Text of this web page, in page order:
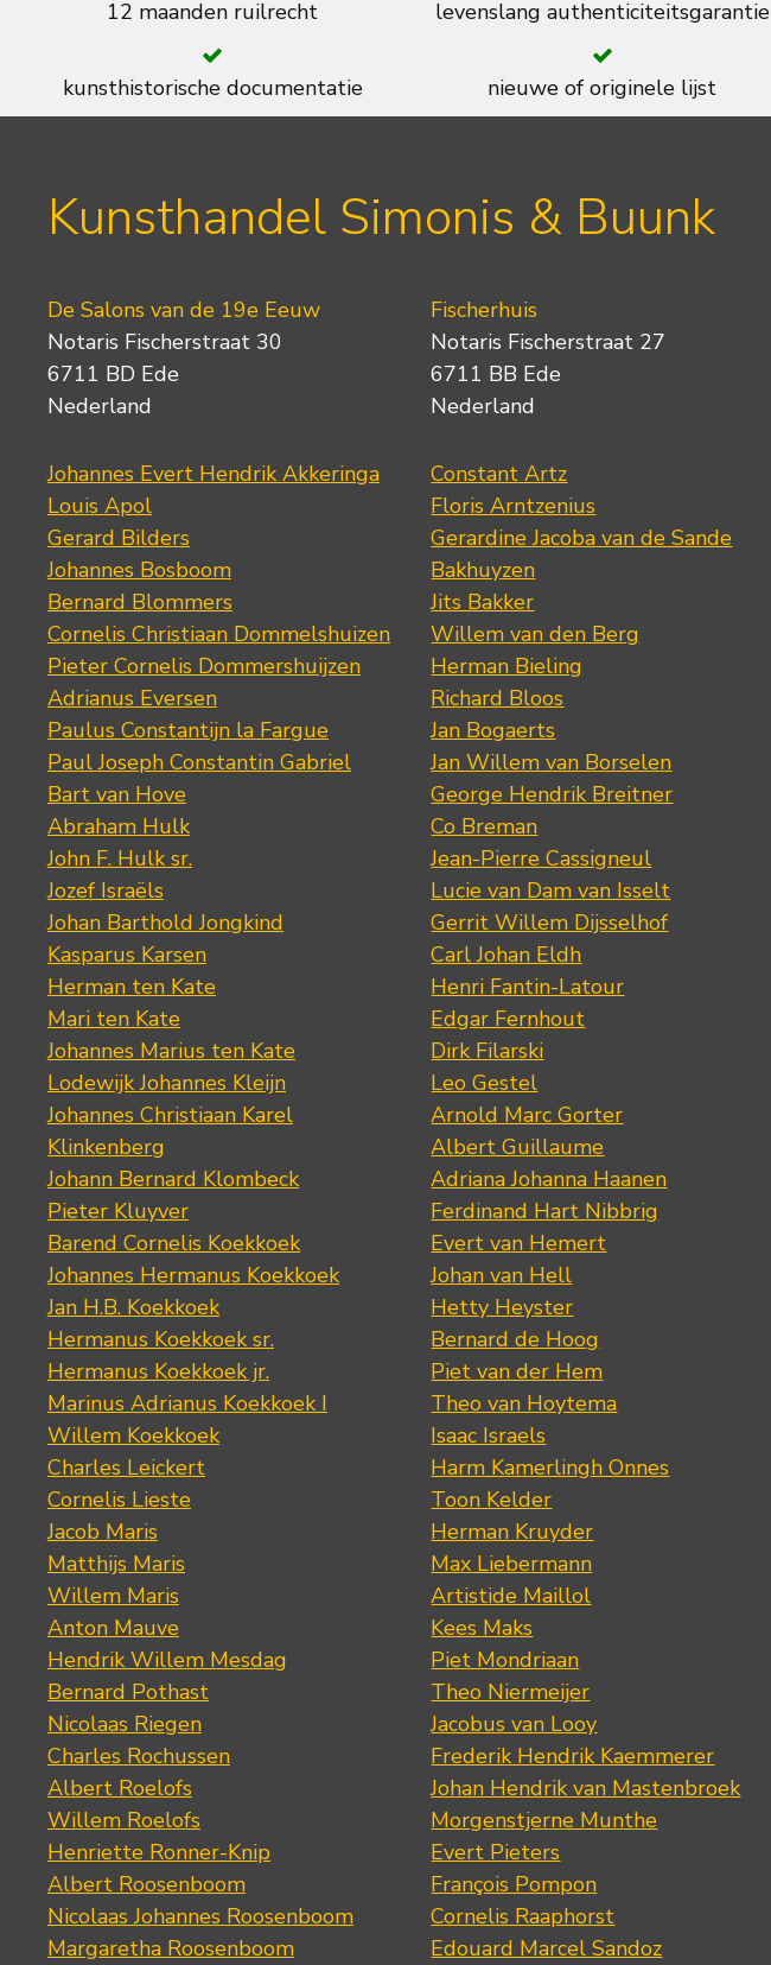
12 maanden ruilrecht levenslang authenticiteitsgarantie
kunsthistorische documentatie nieuwe of originele lijst
Kunsthandel Simonis & Buunk
De Salons van de 19e Eeuw
Notaris Fischerstraat 30
6711 BD Ede
Nederland
Johannes Evert Hendrik Akkeringa
Louis Apol
Gerard Bilders
Johannes Bosboom
Bernard Blommers
Cornelis Christiaan Dommelshuizen
Pieter Cornelis Dommershuijzen
Adrianus Eversen
Paulus Constantijn la Fargue
Paul Joseph Constantin Gabriel
Bart van Hove
Abraham Hulk
John F. Hulk sr.
Jozef Israëls
Johan Barthold Jongkind
Kasparus Karsen
Herman ten Kate
Mari ten Kate
Johannes Marius ten Kate
Lodewijk Johannes Kleijn
Johannes Christiaan Karel
Klinkenberg
Johann Bernard Klombeck
Pieter Kluyver
Barend Cornelis Koekkoek
Johannes Hermanus Koekkoek
Jan H.B. Koekkoek
Hermanus Koekkoek sr.
Hermanus Koekkoek jr.
Marinus Adrianus Koekkoek I
Willem Koekkoek
Charles Leickert
Cornelis Lieste
Jacob Maris
Matthijs Maris
Willem Maris
Anton Mauve
Hendrik Willem Mesdag
Bernard Pothast
Nicolaas Riegen
Charles Rochussen
Albert Roelofs
Willem Roelofs
Henriette Ronner-Knip
Albert Roosenboom
Nicolaas Johannes Roosenboom
Margaretha Roosenboom
Fischerhuis
Notaris Fischerstraat 27
6711 BB Ede
Nederland
Constant Artz
Floris Arntzenius
Gerardine Jacoba van de Sande
Bakhuyzen
Jits Bakker
Willem van den Berg
Herman Bieling
Richard Bloos
Jan Bogaerts
Jan Willem van Borselen
George Hendrik Breitner
Co Breman
Jean-Pierre Cassigneul
Lucie van Dam van Isselt
Gerrit Willem Dijsselhof
Carl Johan Eldh
Henri Fantin-Latour
Edgar Fernhout
Dirk Filarski
Leo Gestel
Arnold Marc Gorter
Albert Guillaume
Adriana Johanna Haanen
Ferdinand Hart Nibbrig
Evert van Hemert
Johan van Hell
Hetty Heyster
Bernard de Hoog
Piet van der Hem
Theo van Hoytema
Isaac Israels
Harm Kamerlingh Onnes
Toon Kelder
Herman Kruyder
Max Liebermann
Artistide Maillol
Kees Maks
Piet Mondriaan
Theo Niermeijer
Jacobus van Looy
Frederik Hendrik Kaemmerer
Johan Hendrik van Mastenbroek
Morgenstjerne Munthe
Evert Pieters
François Pompon
Cornelis Raaphorst
Edouard Marcel Sandoz